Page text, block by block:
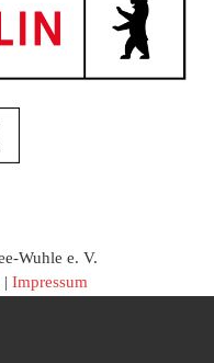
| Impressum